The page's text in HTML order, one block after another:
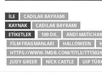
İLE
CADILAR BAYRAMI
KAYNAK
CADILAR BAYRAMI
ETİKETLER
109 DK. ANDI MATICHAK
FILM FRAGMANLARI
HALLOWEEN
HTTPS://WWW.IMDB.COM/TITLE/
JUDY GREER
NICK CASTLE UIP